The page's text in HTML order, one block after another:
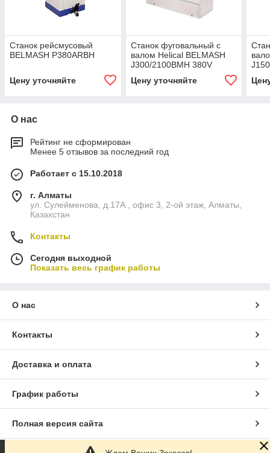
Станок рейсмусовый
BELMASH P380ARBH
Цену уточняйте
Станок фуговальный с
валом Helical BELMASH
J300/2100ВМH 380V
Цену уточняйте
О нас
Рейтинг не сформирован
Менее 5 отзывов за последний год
Работает с 15.10.2018
г. Алматы
ул. Сулейменова, д.17А , офис 3, 2-ой этаж, Алматы,
Казахстан
Контакты
Сегодня выходной
Показать весь график работы
О нас
Контакты
Доставка и оплата
График работы
Полная версия сайта